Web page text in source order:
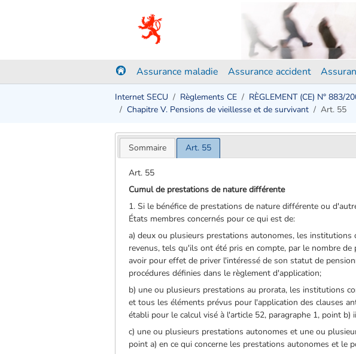
Assurance maladie Assurance accident
Internet SECU Règlements CE RÈGLEMENT (CE) N° 883/
Chapitre V. Pensions de vieillesse et de survivant
Art. 55
Sommaire Art. 55
Art. 55
Cumul de prestations de nature différente
1. Si le bénéfice de prestations de nature différente ou
États membres concernés pour ce qui est de:
a) deux ou plusieurs prestations autonomes, les
revenus, tels qu'ils ont été pris en compte, par le nombre
avoir pour effet de priver l'intéressé de son statut de
procédures définies dans le règlement d'application;
b) une ou plusieurs prestations au prorata, les institutions
et tous les éléments prévus pour l'application des clauses
établi pour le calcul visé à l'article 52, paragraphe 1, point b)
c) une ou plusieurs prestations autonomes et une ou
point a) en ce qui concerne les prestations autonomes et le